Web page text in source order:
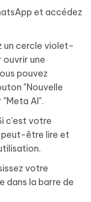
et accédez
un cercle violet-
ouvrir une
pouvez
"Nouvelle
AI".
c'est votre
peut-être lire et
votre
dans la barre de